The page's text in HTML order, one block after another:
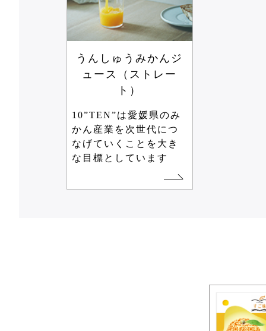
うんしゅうみかんジ
ュース（ストレー
ト）
10”TEN”は愛媛県のみ
かん産業を次世代につ
なげていくことを大き
な目標としています